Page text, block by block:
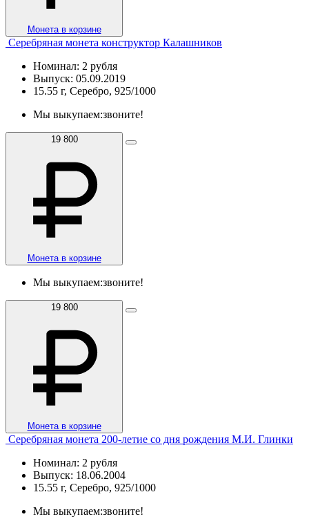
Монета в корзине
Серебряная монета конструктор Калашников
Номинал: 2 рубля
Выпуск: 05.09.2019
15.55 г, Серебро, 925/1000
Мы выкупаем:звоните!
19 800
Монета в корзине
Мы выкупаем:звоните!
19 800
Монета в корзине
Серебряная монета 200-летие со дня рождения М.И. Глинки
Номинал: 2 рубля
Выпуск: 18.06.2004
15.55 г, Серебро, 925/1000
Мы выкупаем:звоните!